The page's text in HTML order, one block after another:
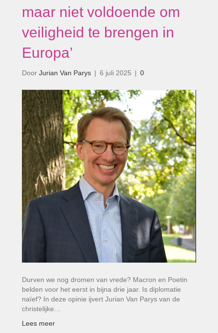
maar niet voldoende om
veiligheid te brengen in
Europa’
Door Jurian Van Parys | 6 juli 2025 | 0
Durven we nog dromen van vrede? Macron en Poetin
belden voor het eerst in bijna drie jaar. Is diplomatie
naïef? In deze opinie ijvert Jurian Van Parys van de
christelijke…
Lees meer